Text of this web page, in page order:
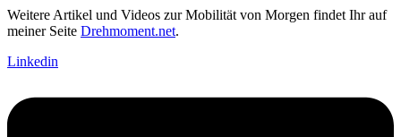
Weitere Artikel und Videos zur Mobilität von Morgen findet Ihr auf
meiner Seite Drehmoment.net.
Linkedin